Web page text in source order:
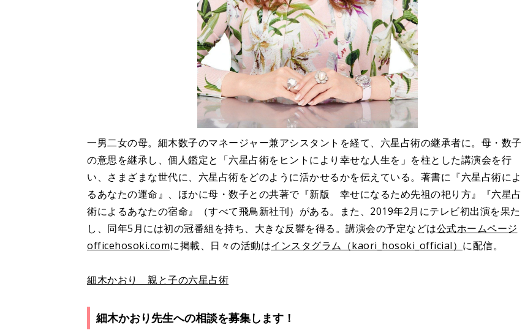
一男二女の母。細木数子のマネージャー兼アシスタントを経て、六星占術の継承者に。母・数子
の意思を継承し、個人鑑定と「六星占術をヒントにより幸せな人生を」を柱とした講演会を行
い、さまざまな世代に、六星占術をどのように活かせるかを伝えている。著書に『六星占術によ
るあなたの運命』、ほかに母・数子との共著で『新版 幸せになるため先祖の祀り方』『六星占
術によるあなたの宿命』（すべて飛鳥新社刊）がある。また、2019年2月にテレビ初出演を果た
し、同年5月には初の冠番組を持ち、大きな反響を得る。講演会の予定などは公式ホームページ
officehosoki.comに掲載、日々の活動はインスタグラム（kaori_hosoki_official） に配信。
細木かおり 親と子の六星占術
細木かおり先生への相談を募集します！